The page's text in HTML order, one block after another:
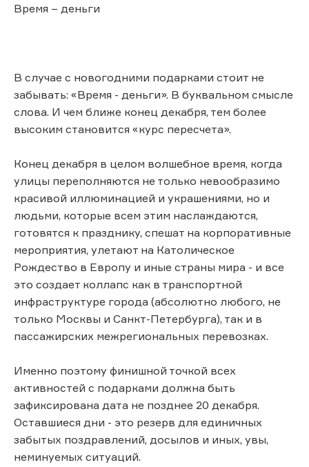
Время – деньги
В случае с новогодними подарками стоит не
забывать: «Время - деньги». В буквальном смысле
слова. И чем ближе конец декабря, тем более
высоким становится «курс пересчета».
Конец декабря в целом волшебное время, когда
улицы переполняются не только невообразимо
красивой иллюминацией и украшениями, но и
людьми, которые всем этим наслаждаются,
готовятся к празднику, спешат на корпоративные
мероприятия, улетают на Католическое
Рождество в Европу и иные страны мира - и все
это создает коллапс как в транспортной
инфраструктуре города (абсолютно любого, не
только Москвы и Санкт-Петербурга), так и в
пассажирских межрегиональных перевозках.
Именно поэтому финишной точкой всех
активностей с подарками должна быть
зафиксирована дата не позднее 20 декабря.
Оставшиеся дни - это резерв для единичных
забытых поздравлений, досылов и иных, увы,
неминуемых ситуаций.